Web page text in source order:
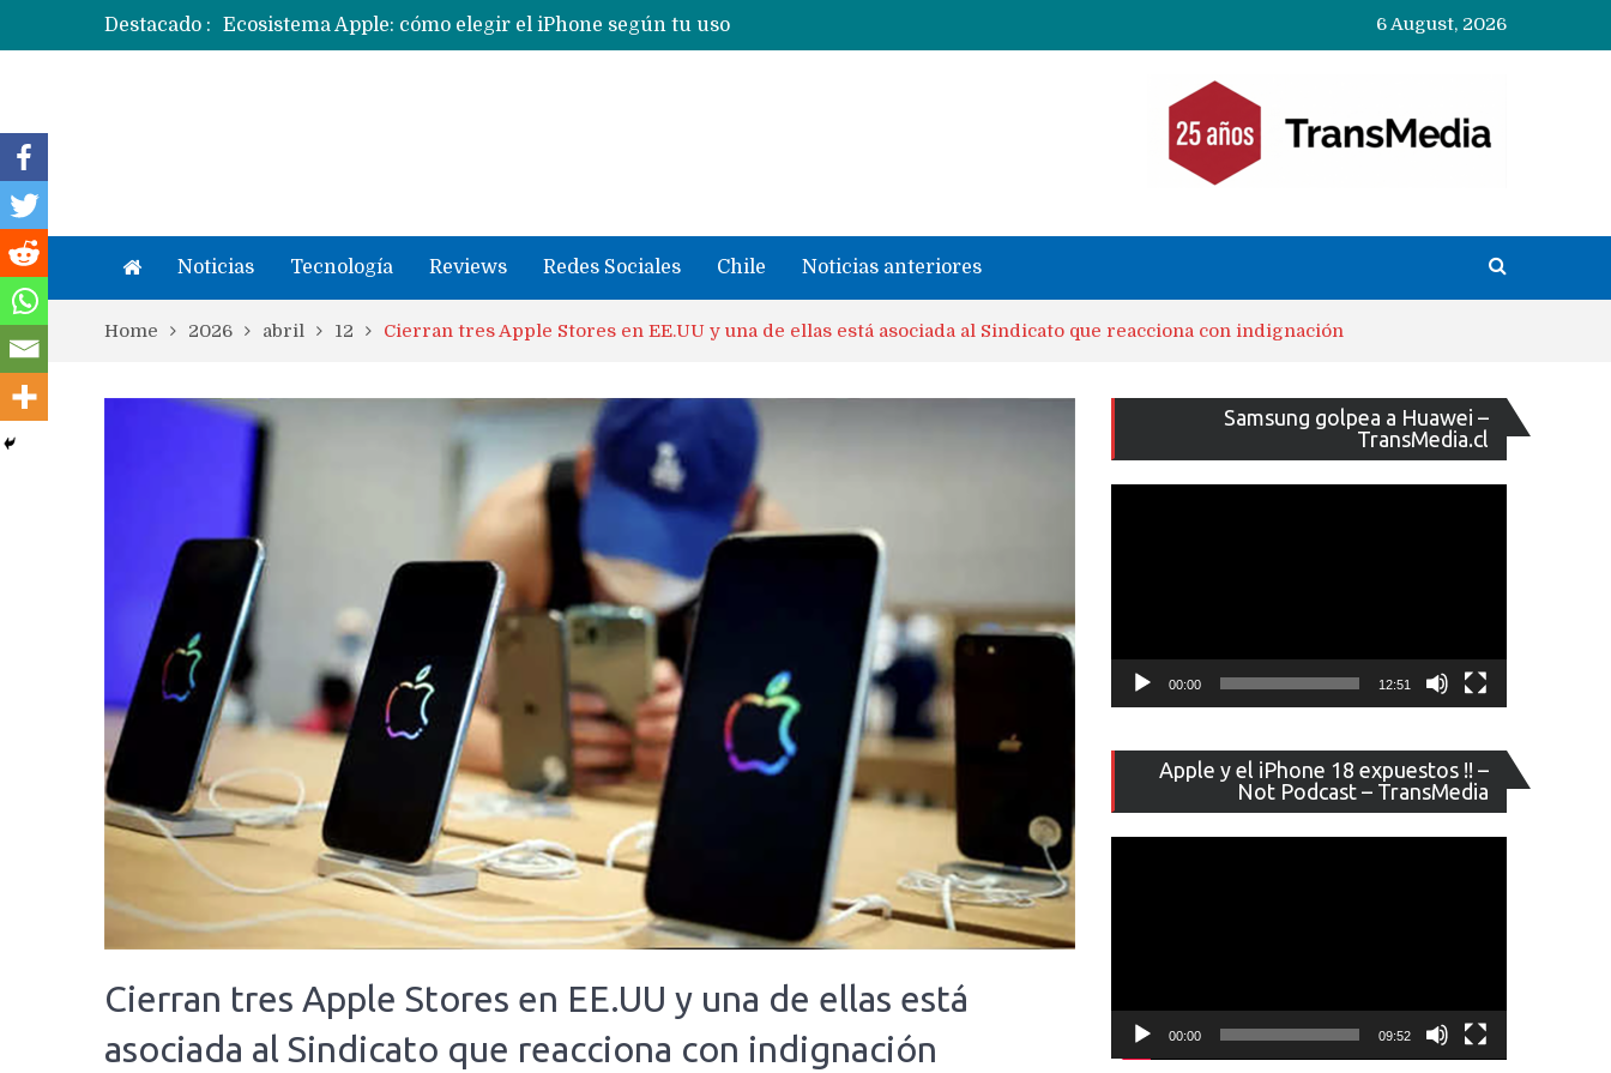
Destacado :
Apple dice que más ex empleados se llevaron datos confidenciales a OpenAI
6 August, 2026
Noticias Tecnología Reviews Redes Sociales Chile Noticias anteriores
Home 2026 abril 12 Cierran tres Apple Stores en EE.UU y una de ellas está asociada al Sindicato que reacciona con indignación
Cierran tres Apple Stores en EE.UU y una de ellas está
asociada al Sindicato que reacciona con indignación
Samsung golpea a Huawei –
TransMedia.cl
de
vídeo
00:00 12:51
Apple y el iPhone 18 expuestos !! –
Not Podcast – TransMedia
de
vídeo
00:00 09:52